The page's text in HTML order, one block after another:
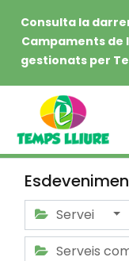
Consulta la
Campaments de
gestionats per
Servei
Serveis